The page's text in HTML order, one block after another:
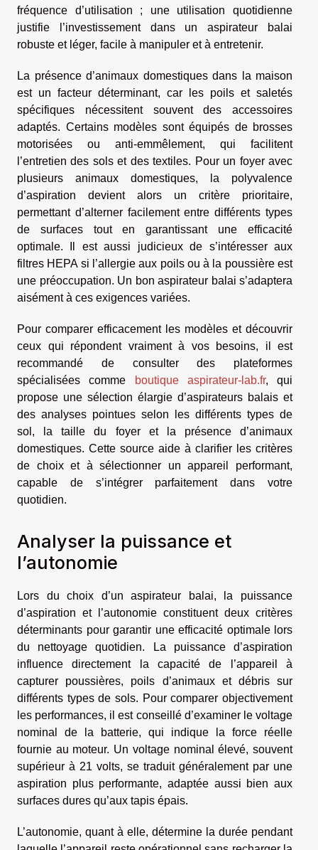
fréquence d’utilisation ; une utilisation quotidienne
justifie l’investissement dans un aspirateur balai
robuste et léger, facile à manipuler et à entretenir.
La présence d’animaux domestiques dans la maison
est un facteur déterminant, car les poils et saletés
spécifiques nécessitent souvent des accessoires
adaptés. Certains modèles sont équipés de brosses
motorisées ou anti-emmêlement, qui facilitent
l’entretien des sols et des textiles. Pour un foyer avec
plusieurs animaux domestiques, la polyvalence
d’aspiration devient alors un critère prioritaire,
permettant d’alterner facilement entre différents types
de surfaces tout en garantissant une efficacité
optimale. Il est aussi judicieux de s’intéresser aux
filtres HEPA si l’allergie aux poils ou à la poussière est
une préoccupation. Un bon aspirateur balai s’adaptera
aisément à ces exigences variées.
Pour comparer efficacement les modèles et découvrir
ceux qui répondent vraiment à vos besoins, il est
recommandé de consulter des plateformes
spécialisées comme
boutique aspirateur-lab.fr, qui
propose une sélection élargie d’aspirateurs balais et
des analyses pointues selon les différents types de
sol, la taille du foyer et la présence d’animaux
domestiques. Cette source aide à clarifier les critères
de choix et à sélectionner un appareil performant,
capable de s’intégrer parfaitement dans votre
quotidien.
Analyser la puissance et
l’autonomie
Lors du choix d’un aspirateur balai, la puissance
d’aspiration et l’autonomie constituent deux critères
déterminants pour garantir une efficacité optimale lors
du nettoyage quotidien. La puissance d’aspiration
influence directement la capacité de l’appareil à
capturer poussières, poils d’animaux et débris sur
différents types de sols. Pour comparer objectivement
les performances, il est conseillé d’examiner le voltage
nominal de la batterie, qui indique la force réelle
fournie au moteur. Un voltage nominal élevé, souvent
supérieur à 21 volts, se traduit généralement par une
aspiration plus performante, adaptée aussi bien aux
surfaces dures qu’aux tapis épais.
L’autonomie, quant à elle, détermine la durée pendant